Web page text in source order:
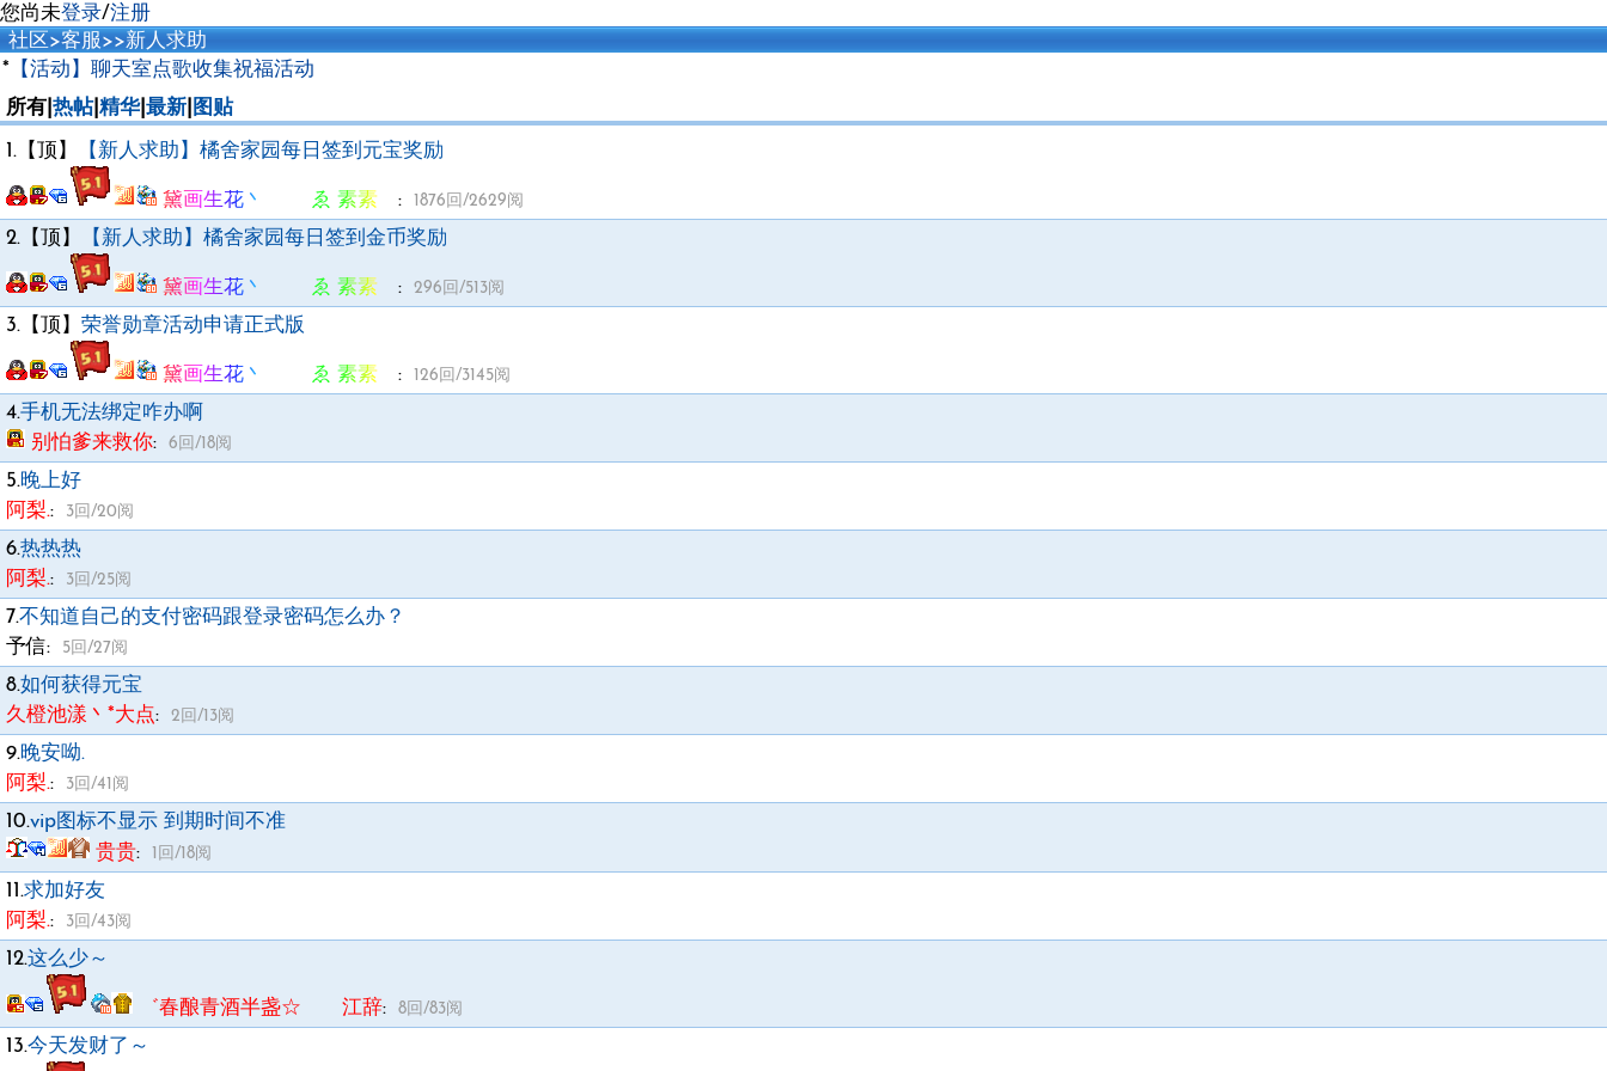
您尚未登录/注册
社区 >客服>>新人求助
* 【活动】聊天室点歌收集祝福活动
所有| 热帖| 精华| 最新 图贴
1.【顶】 【新人求助】橘舍家园每日签到元宝奖励
黛画生花丶 ゑ 素素ゞ : 1876回/2629阅
2.【顶】 【新人求助】橘舍家园每日签到金币奖励
黛画生花丶 ゑ 素素ゞ : 296回/513阅
3.【顶】 荣誉勋章活动申请正式版
黛画生花丶 ゑ 素素ゞ : 126回/3145阅
4.手机无法绑定咋办啊
别怕爹来救你: 6回/18阅
5.晚上好
阿梨.: 3回/20阅
6.热热热
阿梨.: 3回/25阅
7.不知道自己的支付密码跟登录密码怎么办？
予信: 5回/27阅
8.如何获得元宝
久橙池漾丶*大点: 2回/13阅
9.晚安呦.
阿梨.: 3回/41阅
10.vip图标不显示 到期时间不准
贵贵: 1回/18阅
11.求加好友
阿梨.: 3回/43阅
12.这么少～
゛春酿青酒半盏☆ 江辞: 8回/83阅
13.今天发财了～